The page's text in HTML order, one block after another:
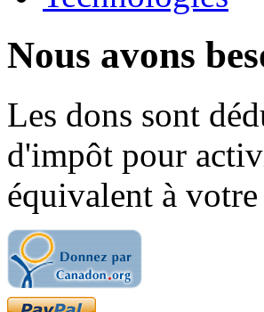
Nous avons
Les dons sont
d'impôt pour
équivalent à